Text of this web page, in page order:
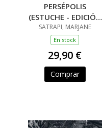
PERSÉPOLIS
(ESTUCHE - EDICIÓN
25 ANIVERSARIO)
SATRAPI, MARJANE
En stock
29,90 €
Comprar